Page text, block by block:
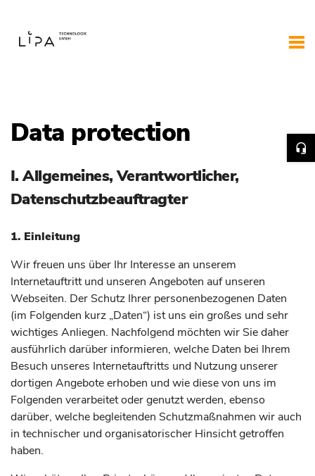
Data protection
I. Allgemeines, Verantwortlicher,
Datenschutzbeauftragter
1. Einleitung
Wir freuen uns über Ihr Interesse an unserem
Internetauftritt und unseren Angeboten auf unseren
Webseiten. Der Schutz Ihrer personenbezogenen Daten
(im Folgenden kurz „Daten“) ist uns ein großes und sehr
wichtiges Anliegen. Nachfolgend möchten wir Sie daher
ausführlich darüber informieren, welche Daten bei Ihrem
Besuch unseres Internetauftritts und Nutzung unserer
dortigen Angebote erhoben und wie diese von uns im
Folgenden verarbeitet oder genutzt werden, ebenso
darüber, welche begleitenden Schutzmaßnahmen wir auch
in technischer und organisatorischer Hinsicht getroffen
haben.